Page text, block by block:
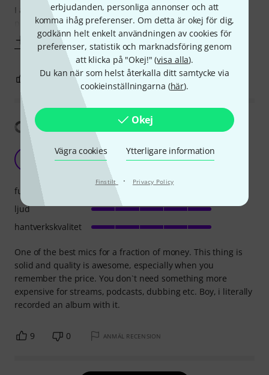
erbjudanden, personliga annonser och att
komma ihåg preferenser. Om detta är okej för dig,
godkänn helt enkelt användningen av cookies för
preferenser, statistik och marknadsföring genom
att klicka på "Okej!" (visa alla).
Du kan när som helst återkalla ditt samtycke via
cookieinställningarna (här).
Okej
Vägra cookies Ytterligare information
Finstilt · Privacy Policy
I also purchased a little XLR FET pre for it to give it a
phantom
Visa mer
0 ANMÄL RECENSION
Visa översättning
Serious business
John Odessa 03.03.2023
One of the best mics for a fraction of money. This thing is
solid and quality is awesome, especially when you
remember the price. You don`t need something more
expensive for streams, podcasts, dubbing etc. Boy, i literally
recorded an album with it.
funktioner
ljud
hantverkskvalitet
9 0 ANMÄL RECENSION